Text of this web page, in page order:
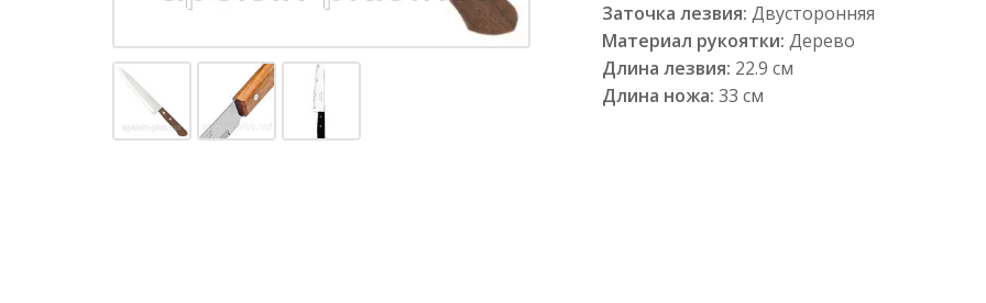
Заточка лезвия: Двусторонняя
Материал рукоятки: Дерево
Длина лезвия: 22.9 см
Длина ножа: 33 см